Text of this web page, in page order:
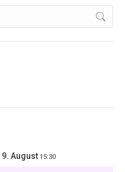
9. August 15:30